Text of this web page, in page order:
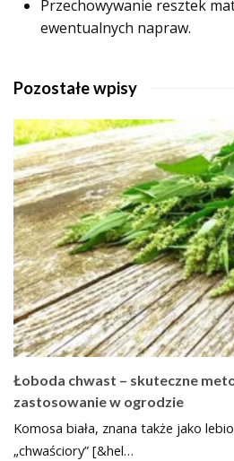
Przechowywanie resztek
ewentualnych napraw.
Pozostałe wpisy
Łoboda chwast – skuteczne
zastosowanie w ogrodzie
Komosa biała, znana także jako
„chwaściory” [&hel…